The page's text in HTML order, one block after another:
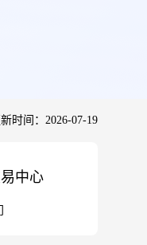
时间：2026-07-19
中心